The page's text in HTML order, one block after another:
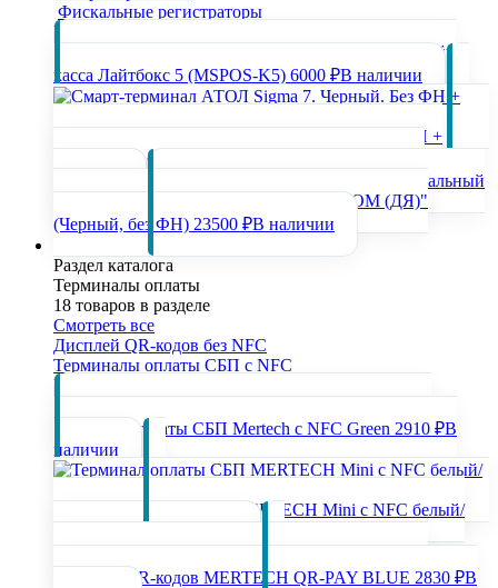
Фискальные регистраторы
Популярные товары раздела
Онлайн
касса Лайтбокс 5 (MSPOS-K5) 6000 ₽В наличии
Смарт-терминал АТОЛ Sigma 7. Черный. Без ФН +
Автоматический тариф SIGMA + ИТС
Фискальный
регистратор "РИТЕЙЛ-02Ф (У) USB/COM (ДЯ)"
(Черный, без ФН) 23500 ₽В наличии
Раздел каталога
Терминалы оплаты
18 товаров в разделе
Смотреть все
Дисплей QR-кодов без NFC
Терминалы оплаты СБП с NFC
Популярные товары раздела
Терминал оплаты СБП Mertech с NFC Green 2910 ₽В
наличии
Терминал оплаты СБП MERTECH Mini с NFC белый/
Дисплей QR-кодов MERTECH QR-PAY BLUE 2830 ₽В